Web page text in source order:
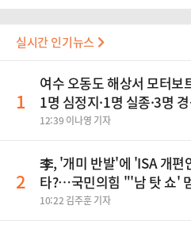
실시간 인기뉴스
1
여수 오동도 해상서 모터
1명 심정지·1명 실종·3명
12:39 이나영 기자
2
李, '개미 반발'에 'ISA 개편
타?…국민의힘 "'남 탓 쇼'
10:22 김주훈 기자